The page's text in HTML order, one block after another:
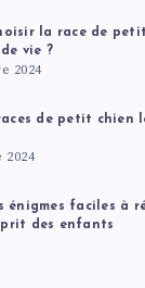
la race de
vie ?
2024
races de petit chien
2024
énigmes faciles à
des enfants